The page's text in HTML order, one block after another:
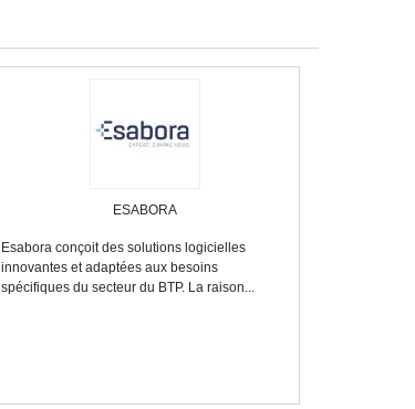
ESABORA
Esabora conçoit des solutions logicielles
innovantes et adaptées aux besoins
spécifiques du secteur du BTP. La raison...